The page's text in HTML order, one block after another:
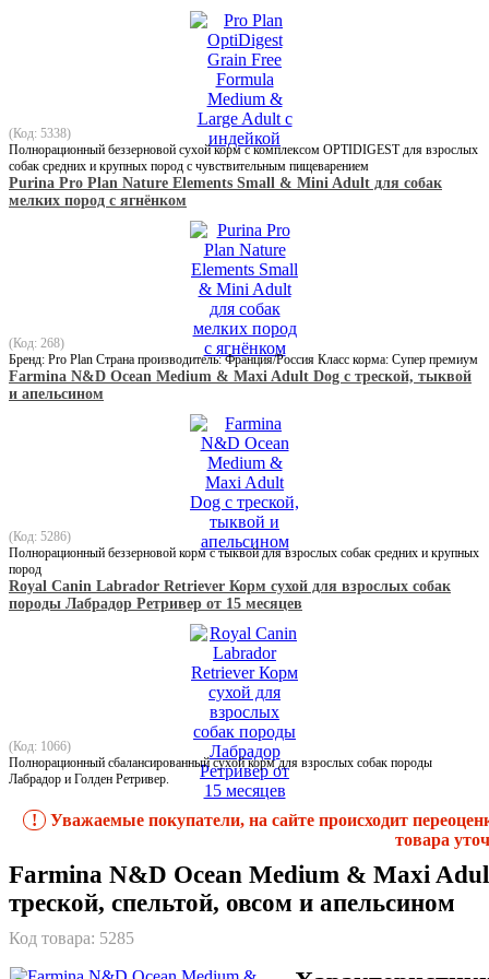
(Код: 5338)
Полнорационный беззерновой сухой корм с комплексом OPTIDIGEST для взрослых
собак средних и крупных пород с чувствительным пищеварением
Purina Pro Plan Nature Elements Small & Mini Adult для собак
мелких пород с ягнёнком
(Код: 268)
Бренд: Pro Plan Страна производитель: Франция/Россия Класс корма: Супер премиум
Farmina N&D Ocean Medium & Maxi Adult Dog с треской, тыквой
и апельсином
(Код: 5286)
Полнорационный беззерновой корм с тыквой для взрослых собак средних и крупных
пород
Royal Canin Labrador Retriever Корм сухой для взрослых собак
породы Лабрадор Ретривер от 15 месяцев
(Код: 1066)
Полнорационный сбалансированный сухой корм для взрослых собак породы
Лабрадор и Голден Ретривер.
!
Уважаемые покупатели, на сайте происходит
товара
Farmina N&D Ocean Medium & Maxi
треской, спельтой, овсом и апельсином
Код товара: 5285